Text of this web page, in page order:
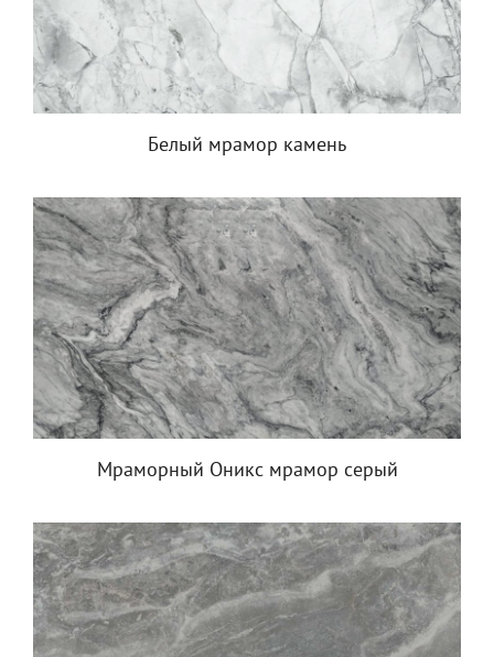
Белый мрамор камень
Мраморный Оникс мрамор серый